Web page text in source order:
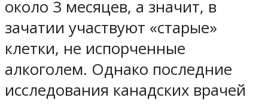
около 3 месяцев, а значит, в
зачатии участвуют «старые»
клетки, не испорченные
алкоголем. Однако последние
исследования канадских врачей